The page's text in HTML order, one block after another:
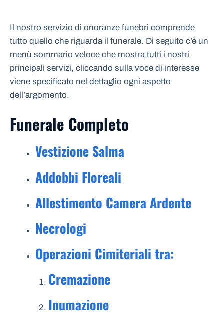
Il nostro servizio di onoranze funebri comprende
tutto quello che riguarda il funerale. Di seguito c’è un
menù sommario veloce che mostra tutti i nostri
principali servizi, cliccando sulla voce di interesse
viene specificato nel dettaglio ogni aspetto
dell’argomento.
Funerale Completo
Vestizione Salma
Addobbi Floreali
Allestimento Camera Ardente
Necrologi
Operazioni Cimiteriali tra:
Cremazione
Inumazione